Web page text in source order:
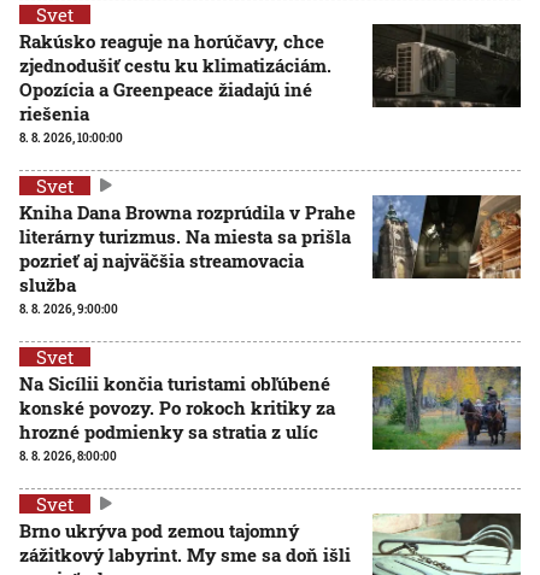
Svet
Rakúsko reaguje na horúčavy, chce
zjednodušiť cestu ku klimatizáciám.
Opozícia a Greenpeace žiadajú iné
riešenia
8. 8. 2026, 10:00:00
Svet
Kniha Dana Browna rozprúdila v Prahe
literárny turizmus. Na miesta sa prišla
pozrieť aj najväčšia streamovacia
služba
8. 8. 2026, 9:00:00
Svet
Na Sicílii končia turistami obľúbené
konské povozy. Po rokoch kritiky za
hrozné podmienky sa stratia z ulíc
8. 8. 2026, 8:00:00
Svet
Brno ukrýva pod zemou tajomný
zážitkový labyrint. My sme sa doň išli